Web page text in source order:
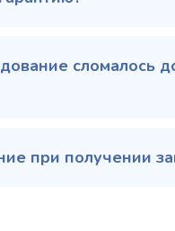
сломалось
при получении